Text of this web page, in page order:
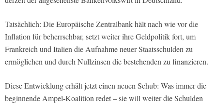
Tatsächlich: Die Europäische Zentralbank hält nach wie vor die
Inflation für beherrschbar, setzt weiter ihre Geldpolitik fort, um
Frankreich und Italien die Aufnahme neuer Staatsschulden zu
ermöglichen und durch Nullzinsen die bestehenden zu finanzieren.
Diese Entwicklung erhält jetzt einen neuen Schub: Was immer die
beginnende Ampel-Koalition redet – sie will weiter die Schulden